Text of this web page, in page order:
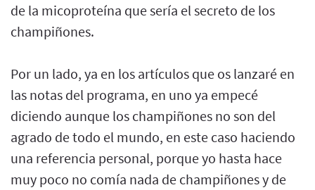
de la micoproteína que sería el secreto de los
champiñones.
Por un lado, ya en los artículos que os lanzaré en
las notas del programa, en uno ya empecé
diciendo aunque los champiñones no son del
agrado de todo el mundo, en este caso haciendo
una referencia personal, porque yo hasta hace
muy poco no comía nada de champiñones y de